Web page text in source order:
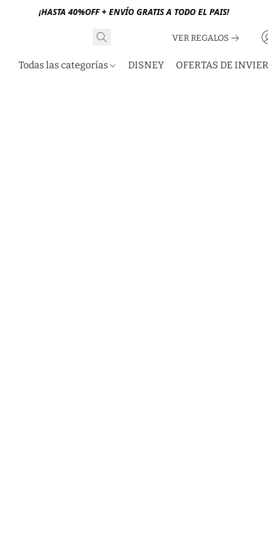
¡HASTA 40%OFF + ENVÍO GRATIS A TODO EL PAIS!
VER REGALOS
Todas las categorías DISNEY OFERTAS DE